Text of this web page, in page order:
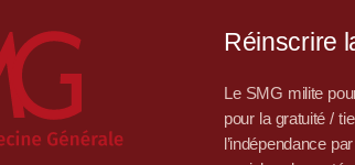
Réinscrire
Le SMG milite
pour la gratuité /
l’indépendance